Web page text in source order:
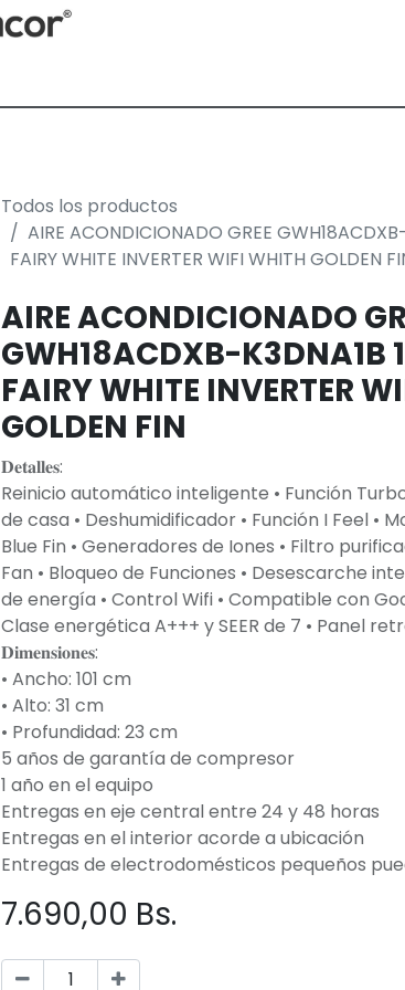
Todos los productos
AIRE ACONDICIONADO GREE
FAIRY WHITE INVERTER WIFI WHITH GOLDEN
AIRE ACONDICIONADO
GWH18ACDXB-K3DNA1B
FAIRY WHITE INVERTER
GOLDEN FIN
𝐃𝐞𝐭𝐚𝐥𝐥𝐞𝐬:
Reinicio automático inteligente • Función
de casa • Deshumidificador • Función I Feel •
Blue Fin • Generadores de Iones • Filtro
Fan • Bloqueo de Funciones • Desescarche
de energía • Control Wifi • Compatible con
Clase energética A+++ y SEER de 7 • Panel
𝐃𝐢𝐦𝐞𝐧𝐬𝐢𝐨𝐧𝐞𝐬:
• Ancho: 101 cm
• Alto: 31 cm
• Profundidad: 23 cm
5 años de garantía de compresor
1 año en el equipo
Entregas en eje central entre 24 y 48 horas
Entregas en el interior acorde a ubicación
Entregas de electrodomésticos pequeños
7.690,00 Bs.